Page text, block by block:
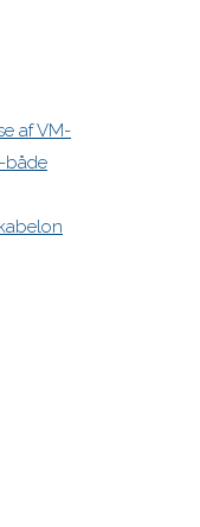
af VM-
både